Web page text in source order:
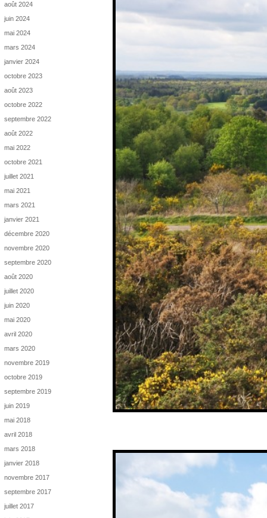
août 2024
juin 2024
mai 2024
mars 2024
janvier 2024
octobre 2023
août 2023
octobre 2022
septembre 2022
août 2022
mai 2022
octobre 2021
juillet 2021
mai 2021
mars 2021
janvier 2021
décembre 2020
novembre 2020
septembre 2020
août 2020
juillet 2020
juin 2020
mai 2020
avril 2020
mars 2020
novembre 2019
octobre 2019
septembre 2019
juin 2019
mai 2018
avril 2018
mars 2018
janvier 2018
novembre 2017
septembre 2017
juillet 2017